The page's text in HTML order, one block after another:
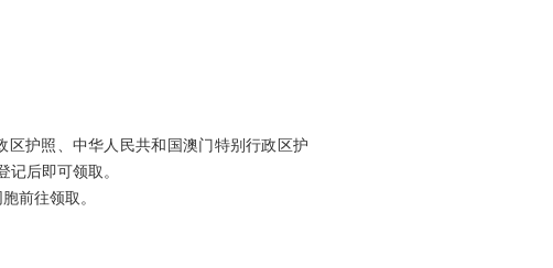
护照、中华人民共和国澳门特别行政区护
后即可领取。
前往领取。